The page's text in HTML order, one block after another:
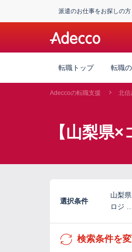
派遣のお仕事をお探しの方
転職トップ 転職
Adeccoの転職支援 北信
【山梨県
選択条件
山梨
ロジ …
検索条件を